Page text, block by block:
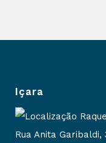
Içara
Rua Anita